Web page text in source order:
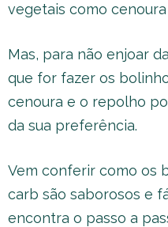
vegetais como
Mas, para não enjoar
que for fazer os
cenoura e o repolho
da sua preferência.
Vem conferir como os
carb são saborosos e
encontra o passo a